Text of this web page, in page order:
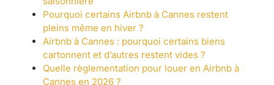
Pourquoi certains Airbnb à Cannes restent
pleins même en hiver ?
Airbnb à Cannes : pourquoi certains biens
cartonnent et d’autres restent vides ?
Quelle règlementation pour louer en Airbnb à
Cannes en 2026 ?